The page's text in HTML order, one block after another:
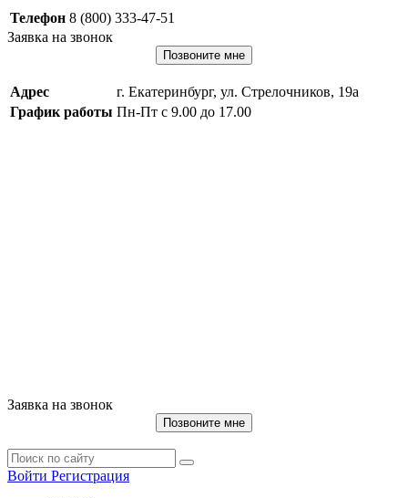
Телефон 8 (800) 333-47-51
Заявка на звонок
Позвоните мне
Адрес
г. Екатеринбург, ул. Стрелочников, 19а
График работы Пн-Пт с 9.00 до 17.00
Заявка на звонок
Позвоните мне
Войти Регистрация